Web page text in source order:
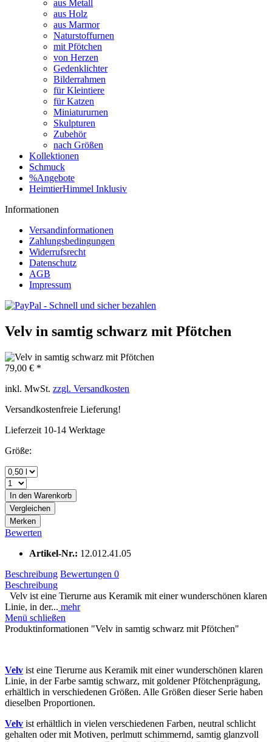
aus Metall
aus Holz
aus Marmor
Naturstoffurnen
mit Pfötchen
von Herzen
Gedenklichter
Bilderrahmen
für Kleintiere
für Katzen
Miniatururnen
Skulpturen
Zubehör
nach Größen
Kollektionen
Schmuck
%Angebote
HeimtierHimmel Inklusiv
Informationen
Versandinformationen
Zahlungsbedingungen
Widerrufsrecht
Datenschutz
AGB
Impressum
Velv in samtig schwarz mit Pfötchen
79,00 € *
inkl. MwSt. zzgl. Versandkosten
Versandkostenfreie Lieferung!
Lieferzeit 10-14 Werktage
Größe:
In den Warenkorb
Vergleichen
Merken
Bewerten
Artikel-Nr.: 12.012.41.05
Beschreibung Bewertungen 0
Beschreibung
Velv ist eine Tierurne aus Keramik mit einer wunderschönen klaren
Linie, in der... mehr
Menü schließen
Produktinformationen "Velv in samtig schwarz mit Pfötchen"
Velv ist eine Tierurne aus Keramik mit einer wunderschönen klaren
Linie, in der Farbe samtig schwarz, mit goldener Pfötchenprägung,
erhältlich in verschiedenen Größen. Alle Größen dieser Serie haben
dieselben Proportionen.
Velv ist erhältlich in vielen verschiedenen Farben, neutral schlicht
gehalten oder mit Motiven, perlmutt schimmernd, samtig glanzvoll